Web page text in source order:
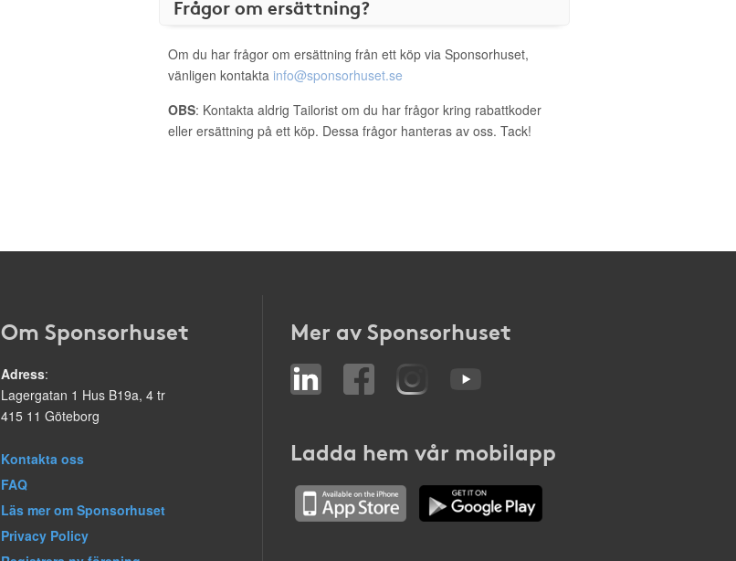
Frågor om ersättning?
Om du har frågor om ersättning från ett köp via Sponsorhuset,
vänligen kontakta info@sponsorhuset.se
OBS: Kontakta aldrig Tailorist om du har frågor kring rabattkoder
eller ersättning på ett köp. Dessa frågor hanteras av oss. Tack!
Om Sponsorhuset
Adress:
Lagergatan 1 Hus B19a, 4 tr
415 11 Göteborg
Kontakta oss
FAQ
Läs mer om Sponsorhuset
Privacy Policy
Mer av Sponsorhuset
Ladda hem vår mobilapp